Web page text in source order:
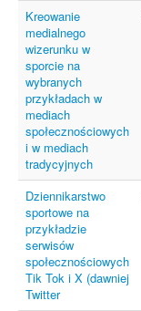
Kreowanie
medialnego
wizerunku w
sporcie na
wybranych
przykładach w
mediach
społecznościowych
i w mediach
tradycyjnych
Dziennikarstwo
sportowe na
przykładzie
serwisów
społecznościowych
Tik Tok i X (dawniej
Twitter